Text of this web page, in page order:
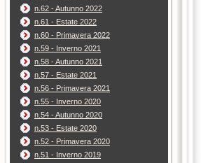
n.62 - Autunno 2022
n.61 - Estate 2022
n.60 - Primavera 2022
n.59 - Inverno 2021
n.58 - Autunno 2021
n.57 - Estate 2021
n.56 - Primavera 2021
n.55 - Inverno 2020
n.54 - Autunno 2020
n.53 - Estate 2020
n.52 - Primavera 2020
n.51 - Inverno 2019